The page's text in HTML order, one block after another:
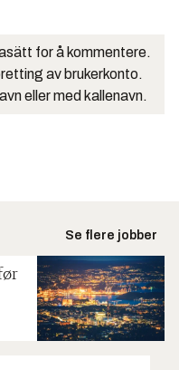
for å kommentere.
av brukerkonto.
eller med kallenavn.
Se flere jobber